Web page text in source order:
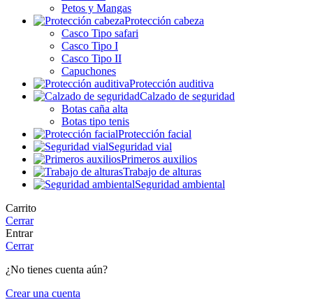
Petos y Mangas
Protección cabeza
Casco Tipo safari
Casco Tipo I
Casco Tipo II
Capuchones
Protección auditiva
Calzado de seguridad
Botas caña alta
Botas tipo tenis
Protección facial
Seguridad vial
Primeros auxilios
Trabajo de alturas
Seguridad ambiental
Carrito
Cerrar
Entrar
Cerrar
¿No tienes cuenta aún?
Crear una cuenta